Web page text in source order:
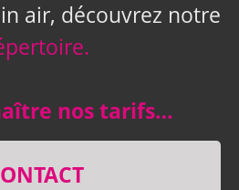
air, découvrez notre
nos tarifs…